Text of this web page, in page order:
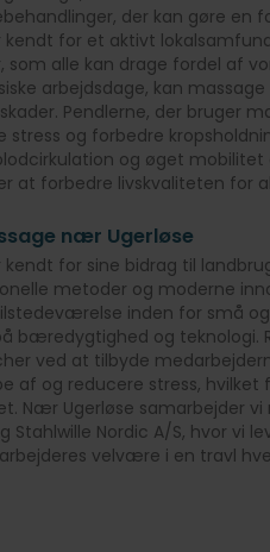
der kan gøre en
kendt for et aktivt
som alle kan drage fordel af
arbejdsdage, kan
Pendlerne, der bruger
stress og forbedre
og øget
at forbedre livskvaliteten for
nær Ugerløse
kendt for sine bidrag til
metoder og moderne
inden for små
bæredygtighed og teknologi.
ved at tilbyde
af og reducere stress,
Nær Ugerløse samarbejder
Stahlwille Nordic A/S, hvor vi
velvære i en travl